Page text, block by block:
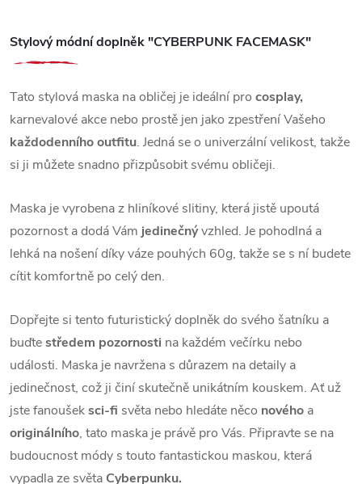
Stylový módní doplněk "CYBERPUNK FACEMASK"
Tato stylová maska na obličej je ideální pro cosplay,
karnevalové akce nebo prostě jen jako zpestření Vašeho
každodenního outfitu. Jedná se o univerzální velikost, takže
si ji můžete snadno přizpůsobit svému obličeji.
Maska je vyrobena z hliníkové slitiny, která jistě upoutá
pozornost a dodá Vám jedinečnývzhled. Je pohodlná a
lehká na nošení díky váze pouhých 60g, takže se s ní budete
cítit komfortně po celý den.
Dopřejte si tento futuristický doplněk do svého šatníku a
buďtestředem pozornosti na každém večírku nebo
události. Maska je navržena s důrazem na detaily a
jedinečnost, což ji činí skutečně unikátním kouskem. Ať už
jste fanoušeksci-fi světa nebo hledáte něco nového a
originálního, tato maska je právě pro Vás. Připravte se na
budoucnost módy s touto fantastickou maskou, která
vypadla ze světa Cyberpunku.